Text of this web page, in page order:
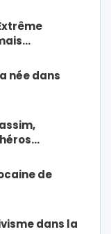
née dans
de
dans la